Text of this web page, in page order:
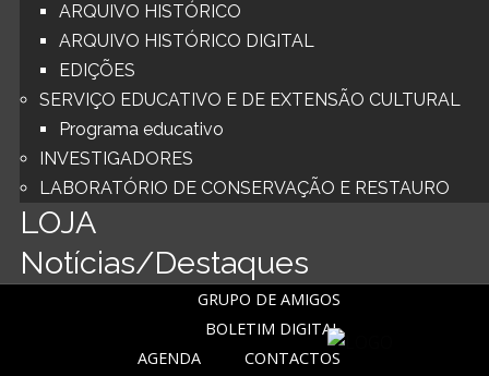
ARQUIVO HISTÓRICO
ARQUIVO HISTÓRICO DIGITAL
EDIÇÕES
SERVIÇO EDUCATIVO E DE EXTENSÃO CULTURAL
Programa educativo
INVESTIGADORES
LABORATÓRIO DE CONSERVAÇÃO E RESTAURO
LOJA
Notícias/Destaques
GRUPO DE AMIGOS
BOLETIM DIGITAL
CONTACTOS
AGENDA